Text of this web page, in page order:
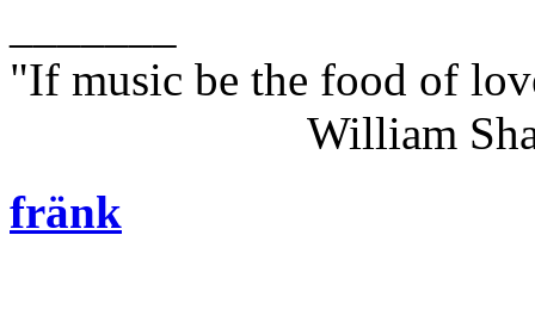
"If music be the food of
William
fränk